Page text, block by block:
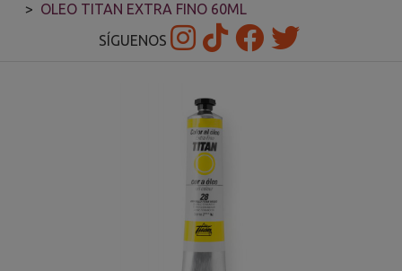
OLEO TITAN EXTRA FINO 60ML
SÍGUENOS